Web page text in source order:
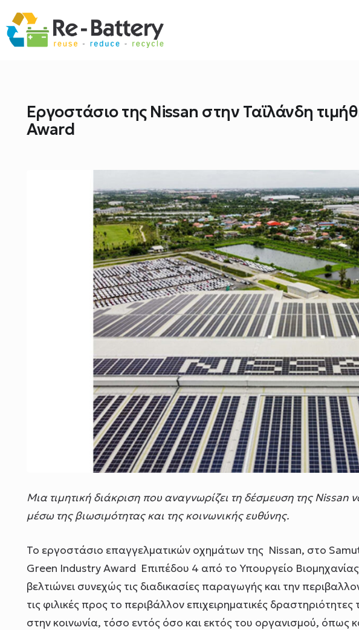
Εργοστάσιο της Nissan στην Ταϊλάνδη
Award
Μια τιμητική διάκριση που αναγνωρίζει τη δέσμευση της Nissan
μέσω της βιωσιμότητας και της κοινωνικής ευθύνης.
Το εργοστάσιο επαγγελματικών οχημάτων της Nissan, στο
Green Industry Award Επιπέδου 4 από το Υπουργείο
βελτιώνει συνεχώς τις διαδικασίες παραγωγής και την
τις φιλικές προς το περιβάλλον επιχειρηματικές
στην κοινωνία, τόσο εντός όσο και εκτός του οργανισμού, όπως